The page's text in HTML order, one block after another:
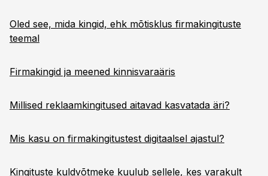
Oled see, mida kingid, ehk mõtisklus firmakingituste
teemal
Firmakingid ja meened kinnisvaraäris
Millised reklaamkingitused aitavad kasvatada äri?
Mis kasu on firmakingitustest digitaalsel ajastul?
Kingituste kuldvõtmeke kuulub sellele, kes varakult